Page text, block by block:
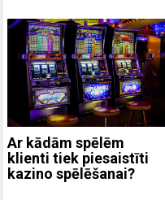
Ar kādām spēlēm
klienti tiek piesaistīti
kazino spēlēšanai?